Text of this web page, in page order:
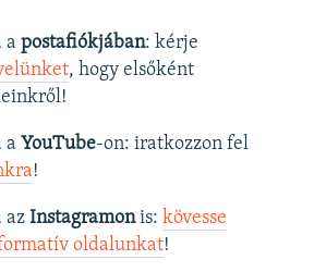
a postafiókjában: kérje
, hogy elsőként
a YouTube-on: iratkozzon fel
!
az Instagramonis: kövesse
oldalunkat! ​